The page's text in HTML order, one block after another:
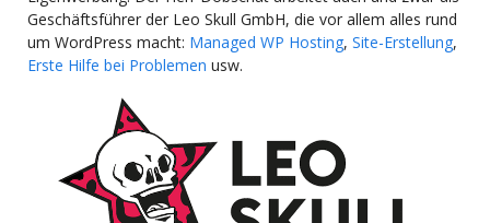
Geschäftsführer der Leo Skull GmbH, die vor allem alles rund
um WordPress macht: Managed WP Hosting, Site-Erstellung,
Erste Hilfe bei Problemen usw.